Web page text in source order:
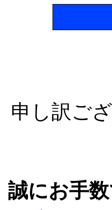
申し訳ご
誠にお手